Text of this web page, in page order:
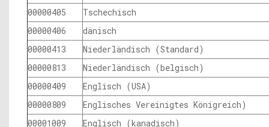
00000405
Tschechisch
00000406
dänisch
00000413
Niederländisch (Standard)
00000813
Niederländisch (belgisch)
00000409
Englisch (USA)
00000809
Englisches Vereinigtes Königreich)
00001009
Englisch (kanadisch)